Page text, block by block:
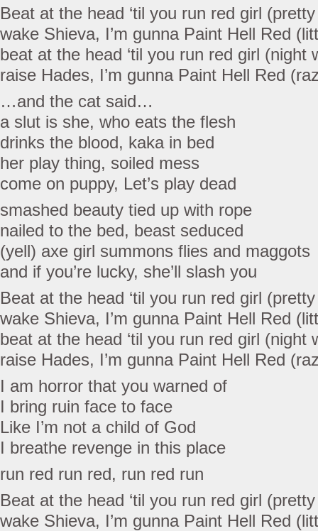
Beat at the head ‘til you run red girl
wake Shieva, I’m gunna Paint Hell Red
beat at the head ‘til you run red girl (night
raise Hades, I’m gunna Paint Hell Red
…and the cat said…
a slut is she, who eats the flesh
drinks the blood, kaka in bed
her play thing, soiled mess
come on puppy, Let’s play dead
smashed beauty tied up with rope
nailed to the bed, beast seduced
(yell) axe girl summons flies and maggots
and if you’re lucky, she’ll slash you
Beat at the head ‘til you run red girl
wake Shieva, I’m gunna Paint Hell Red
beat at the head ‘til you run red girl (night
raise Hades, I’m gunna Paint Hell Red
I am horror that you warned of
I bring ruin face to face
Like I’m not a child of God
I breathe revenge in this place
run red run red, run red run
Beat at the head ‘til you run red girl
wake Shieva, I’m gunna Paint Hell Red